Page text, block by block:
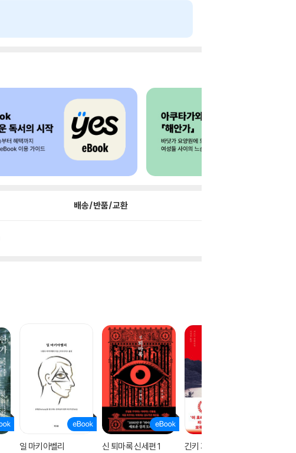
배송/반품/교환
일 마키아벨리 신 퇴마록 신세편 1
긴키 지방의 어느 장소